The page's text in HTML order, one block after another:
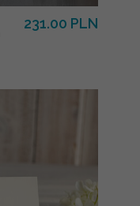
231.00 PLN